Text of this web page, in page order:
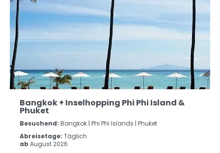
Bangkok + Inselhopping Phi Phi Island &
Phuket
Besuchend: Bangkok | Phi Phi Islands | Phuket
Abreisetage: Täglich
ab August 2026